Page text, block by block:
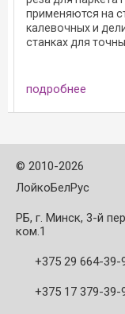
применяются
калевочных и
станках с одним
размеры, в
древесине
обеспечивая
...
подробнее
© 2010-2026
ЛойкоБелРус
РБ, г. Минск, 3-й
ком.1
+375 29 664-39-
+375 17 379-39-